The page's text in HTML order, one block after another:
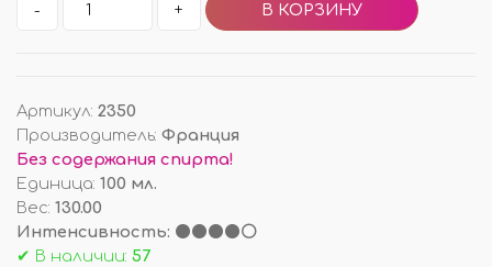
- +
Артикул: 2350
Производитель: Франция
Без содержания спирта!
Единица: 100 мл.
Вес: 130.00
Интенсивность: ⚫⚫⚫⚫⚪
✔ В наличии: 57